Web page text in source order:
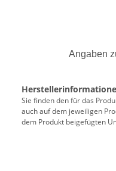
Angaben
Sie finden den für das
auch auf dem jeweiligen
dem Produkt beigefügten